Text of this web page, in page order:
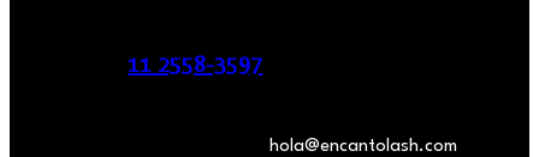
11 2558-3597
hola@encantolash.com